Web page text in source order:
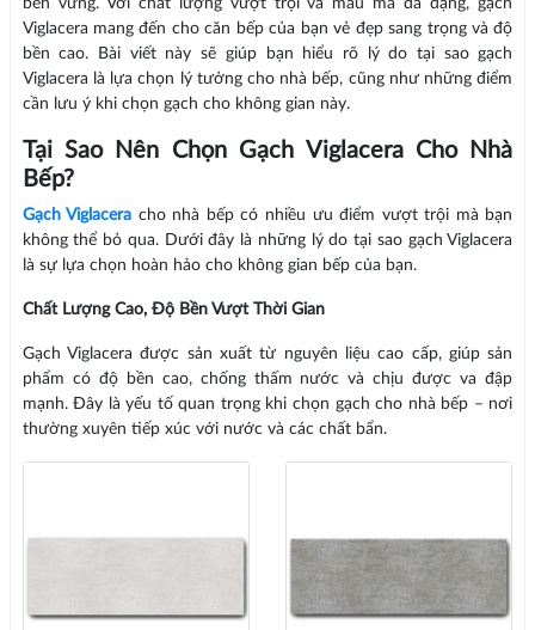
Viglacera mang đến cho căn bếp của bạn vẻ đẹp sang trọng và độ
bền cao. Bài viết này sẽ giúp bạn hiểu rõ lý do tại sao gạch
Viglacera là lựa chọn lý tưởng cho nhà bếp, cũng như những điểm
cần lưu ý khi chọn gạch cho không gian này.
Tại Sao Nên Chọn Gạch Viglacera Cho Nhà
Bếp?
Gạch Viglacera cho nhà bếp có nhiều ưu điểm vượt trội mà bạn
không thể bỏ qua. Dưới đây là những lý do tại sao gạch Viglacera
là sự lựa chọn hoàn hảo cho không gian bếp của bạn.
Chất Lượng Cao, Độ Bền Vượt Thời Gian
Gạch Viglacera được sản xuất từ nguyên liệu cao cấp, giúp sản
phẩm có độ bền cao, chống thấm nước và chịu được va đập
mạnh. Đây là yếu tố quan trọng khi chọn gạch cho nhà bếp – nơi
thường xuyên tiếp xúc với nước và các chất bẩn.